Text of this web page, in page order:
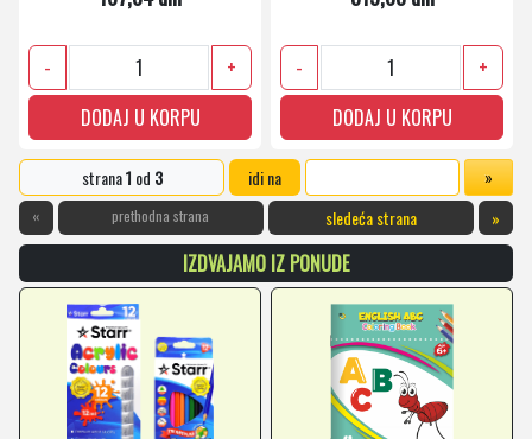
-
+
DODAJ U KORPU
-
+
DODAJ U KORPU
strana1 od 3 idi na
« prethodna strana sledeća strana »
IZDVAJAMO IZ PONUDE